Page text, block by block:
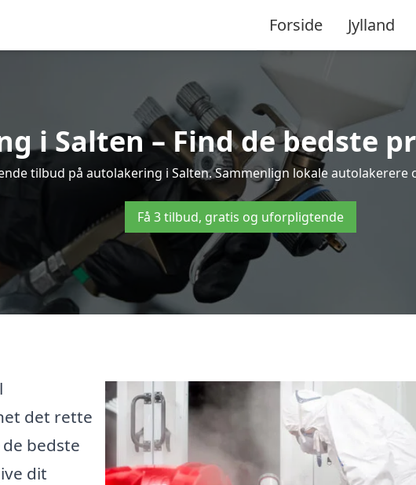
Forside Jylland
i Salten – Find de bedste
tilbud på autolakering i Salten. Sammenlign lokale
Få 3 tilbud, gratis og uforpligtende
det rette
bedste
dit